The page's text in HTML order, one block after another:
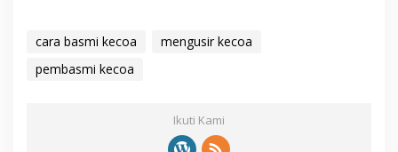
cara basmi kecoa
mengusir kecoa
pembasmi kecoa
Ikuti Kami